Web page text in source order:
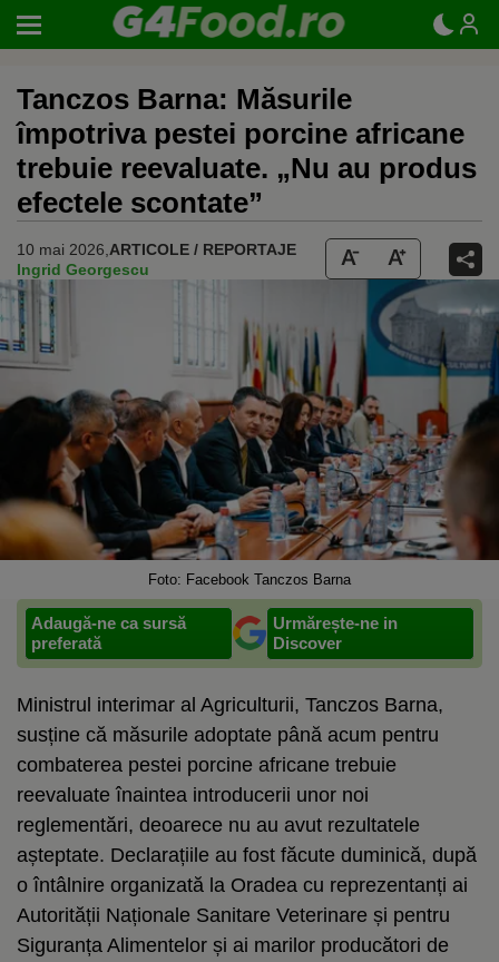
Tanczos Barna: Măsurile
împotriva pestei porcine africane
trebuie reevaluate. „Nu au produs
efectele scontate”
10 mai 2026, ARTICOLE / REPORTAJE
Ingrid Georgescu
Foto: Facebook Tanczos Barna
Adaugă-ne ca sursă
preferată
Urmărește-ne in
Discover
Ministrul interimar al Agriculturii, Tanczos Barna,
susține că măsurile adoptate până acum pentru
combaterea pestei porcine africane trebuie
reevaluate înaintea introducerii unor noi
reglementări, deoarece nu au avut rezultatele
așteptate. Declarațiile au fost făcute duminică, după
o întâlnire organizată la Oradea cu reprezentanți ai
Autorității Naționale Sanitare Veterinare și pentru
Siguranța Alimentelor și ai marilor producători de